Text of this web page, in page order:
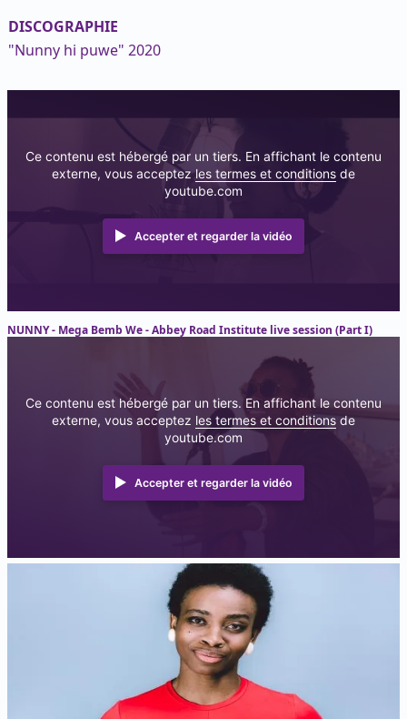
DISCOGRAPHIE
"Nunny hi puwe" 2020
Ce contenu est hébergé par un tiers. En affichant le contenu
externe, vous acceptezles termes et conditions de
youtube.com
Accepter et regarder la vidéo
NUNNY - Mega Bemb We - Abbey Road Institute live session (Part I)
Ce contenu est hébergé par un tiers. En affichant le contenu
externe, vous acceptez les termes et conditions de
youtube.com
Accepter et regarder la vidéo